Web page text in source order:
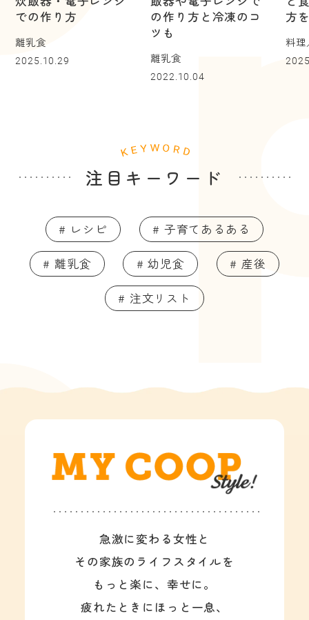
での作り方
離乳食
2025.10.29
の作り方と冷凍のコ
ツも
離乳食
2022.10.04
方
料
注目キーワード
# レシピ # 子育てあるある
# 離乳食 # 幼児食 # 産後
# 注文リスト
急激に変わる女性と
その家族のライフスタイルを
もっと楽に、幸せに。
疲れたときにほっと一息、